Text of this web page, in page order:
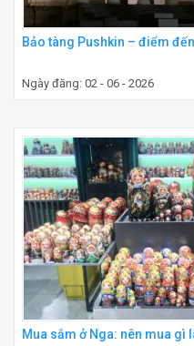
Bảo tàng Pushkin – điểm
Ngày đăng: 02 - 06 - 2026
Mua sắm ở Nga: nên mua gì